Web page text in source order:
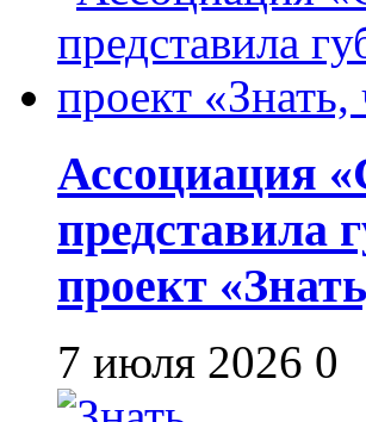
Ассоциация
представила
проект
7 июля 2026 0